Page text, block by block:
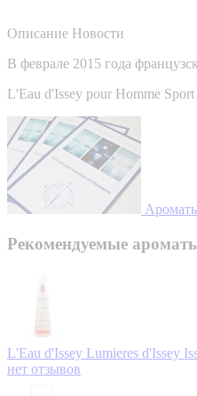
Описание Новости
В феврале 2015 года
L'Eau d'Issey pour Homme
Рекомендуемые
L'Eau d'Issey Lumieres d'Issey
нет отзывов